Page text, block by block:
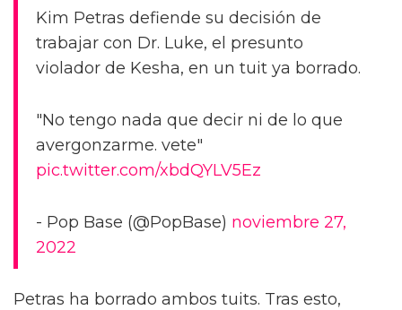
Kim Petras defiende su decisión de
trabajar con Dr. Luke, el presunto
violador de Kesha, en un tuit ya borrado.
"No tengo nada que decir ni de lo que
avergonzarme. vete"
pic.twitter.com/xbdQYLV5Ez
- Pop Base (@PopBase) noviembre 27,
2022
Petras ha borrado ambos tuits. Tras esto,